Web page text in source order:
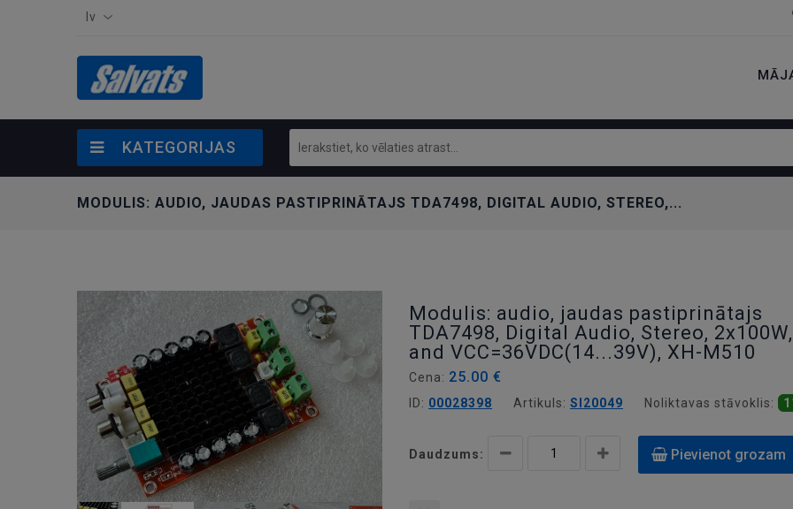
lv
KATEGORIJAS
MODULIS: AUDIO, JAUDAS PASTIPRINĀTAJS TDA7498, DIGITAL AUDIO, STEREO,...
Modulis: audio, jaudas pastiprinātajs
TDA7498, Digital Audio, Stereo,
and VCC=36VDC(14...39V), ХН-М510
Cena: 25.00 €
ID: 00028398 Artikuls: SI20049 Noliktavas stāvoklis:
Daudzums: Pievienot grozam